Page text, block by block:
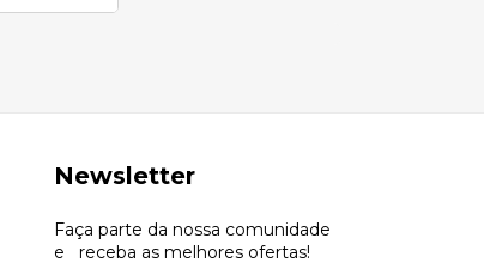
Newsletter
Faça parte da nossa comunidade
e receba as melhores ofertas!